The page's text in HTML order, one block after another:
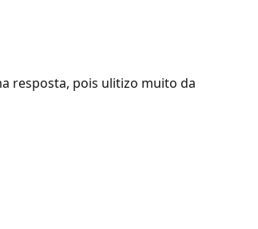
resposta, pois ulitizo muito da